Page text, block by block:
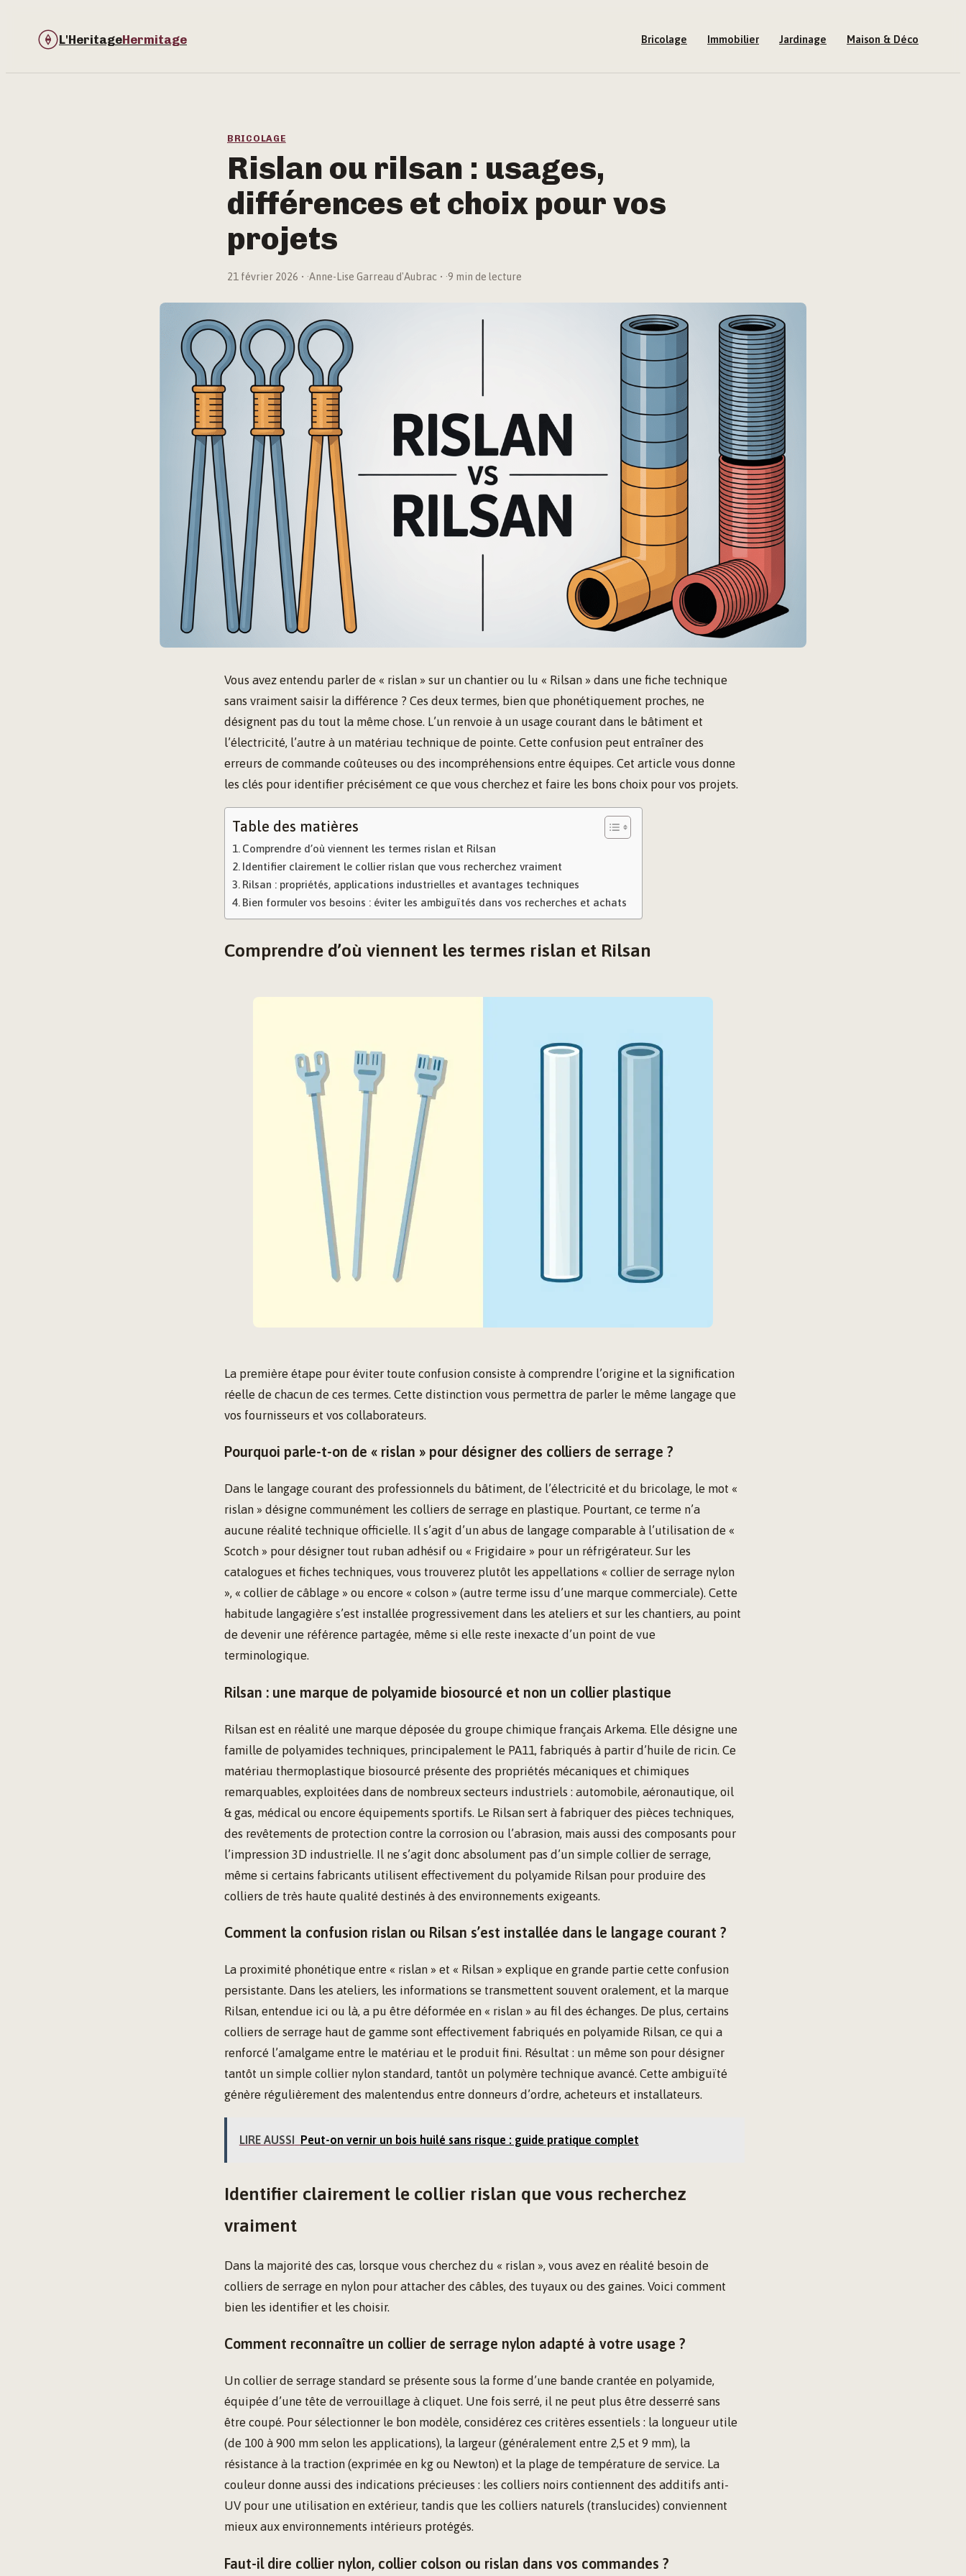
L'HeritageHermitage Bricolage Immobilier Jardinage Maison & Déco
BRICOLAGE
Rislan ou rilsan : usages,
différences et choix pour vos
projets
21 février 2026 ·Anne-Lise Garreau d'Aubrac ·9 min de lecture
Vous avez entendu parler de « rislan » sur un chantier ou lu « Rilsan » dans une fiche technique
sans vraiment saisir la différence ? Ces deux termes, bien que phonétiquement proches, ne
désignent pas du tout la même chose. L’un renvoie à un usage courant dans le bâtiment et
l’électricité, l’autre à un matériau technique de pointe. Cette confusion peut entraîner des
erreurs de commande coûteuses ou des incompréhensions entre équipes. Cet article vous donne
les clés pour identifier précisément ce que vous cherchez et faire les bons choix pour vos projets.
Table des matières
Comprendre d’où viennent les termes rislan et Rilsan
Identifier clairement le collier rislan que vous recherchez vraiment
Rilsan : propriétés, applications industrielles et avantages techniques
Bien formuler vos besoins : éviter les ambiguïtés dans vos recherches et achats
Comprendre d’où viennent les termes rislan et Rilsan
La première étape pour éviter toute confusion consiste à comprendre l’origine et la signification
réelle de chacun de ces termes. Cette distinction vous permettra de parler le même langage que
vos fournisseurs et vos collaborateurs.
Pourquoi parle-t-on de « rislan » pour désigner des colliers de serrage ?
Dans le langage courant des professionnels du bâtiment, de l’électricité et du bricolage, le mot «
rislan » désigne communément les colliers de serrage en plastique. Pourtant, ce terme n’a
aucune réalité technique officielle. Il s’agit d’un abus de langage comparable à l’utilisation de «
Scotch » pour désigner tout ruban adhésif ou « Frigidaire » pour un réfrigérateur. Sur les
catalogues et fiches techniques, vous trouverez plutôt les appellations « collier de serrage nylon
», « collier de câblage » ou encore « colson » (autre terme issu d’une marque commerciale). Cette
habitude langagière s’est installée progressivement dans les ateliers et sur les chantiers, au point
de devenir une référence partagée, même si elle reste inexacte d’un point de vue
terminologique.
Rilsan : une marque de polyamide biosourcé et non un collier plastique
Rilsan est en réalité une marque déposée du groupe chimique français Arkema. Elle désigne une
famille de polyamides techniques, principalement le PA11, fabriqués à partir d’huile de ricin. Ce
matériau thermoplastique biosourcé présente des propriétés mécaniques et chimiques
remarquables, exploitées dans de nombreux secteurs industriels : automobile, aéronautique, oil
& gas, médical ou encore équipements sportifs. Le Rilsan sert à fabriquer des pièces techniques,
des revêtements de protection contre la corrosion ou l’abrasion, mais aussi des composants pour
l’impression 3D industrielle. Il ne s’agit donc absolument pas d’un simple collier de serrage,
même si certains fabricants utilisent effectivement du polyamide Rilsan pour produire des
colliers de très haute qualité destinés à des environnements exigeants.
Comment la confusion rislan ou Rilsan s’est installée dans le langage courant ?
La proximité phonétique entre « rislan » et « Rilsan » explique en grande partie cette confusion
persistante. Dans les ateliers, les informations se transmettent souvent oralement, et la marque
Rilsan, entendue ici ou là, a pu être déformée en « rislan » au fil des échanges. De plus, certains
colliers de serrage haut de gamme sont effectivement fabriqués en polyamide Rilsan, ce qui a
renforcé l’amalgame entre le matériau et le produit fini. Résultat : un même son pour désigner
tantôt un simple collier nylon standard, tantôt un polymère technique avancé. Cette ambiguïté
génère régulièrement des malentendus entre donneurs d’ordre, acheteurs et installateurs.
LIRE AUSSI Peut-on vernir un bois huilé sans risque : guide pratique complet
Identifier clairement le collier rislan que vous recherchez
vraiment
Dans la majorité des cas, lorsque vous cherchez du « rislan », vous avez en réalité besoin de
colliers de serrage en nylon pour attacher des câbles, des tuyaux ou des gaines. Voici comment
bien les identifier et les choisir.
Comment reconnaître un collier de serrage nylon adapté à votre usage ?
Un collier de serrage standard se présente sous la forme d’une bande crantée en polyamide,
équipée d’une tête de verrouillage à cliquet. Une fois serré, il ne peut plus être desserré sans
être coupé. Pour sélectionner le bon modèle, considérez ces critères essentiels : la longueur utile
(de 100 à 900 mm selon les applications), la largeur (généralement entre 2,5 et 9 mm), la
résistance à la traction (exprimée en kg ou Newton) et la plage de température de service. La
couleur donne aussi des indications précieuses : les colliers noirs contiennent des additifs anti-
UV pour une utilisation en extérieur, tandis que les colliers naturels (translucides) conviennent
mieux aux environnements intérieurs protégés.
Faut-il dire collier nylon, collier colson ou rislan dans vos commandes ?